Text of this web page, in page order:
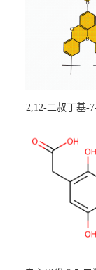
2,12-二叔丁基-
[3,2,1-de]蒽
装，实验室